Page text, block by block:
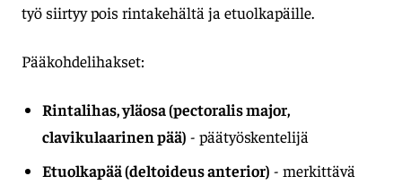
työ siirtyy pois rintakehältä ja etuolkapäille.
Pääkohdelihakset:
Rintalihas, yläosa (pectoralis major,
clavikulaarinen pää) - päätyöskentelijä
Etuolkapää (deltoideus anterior) - merkittävä